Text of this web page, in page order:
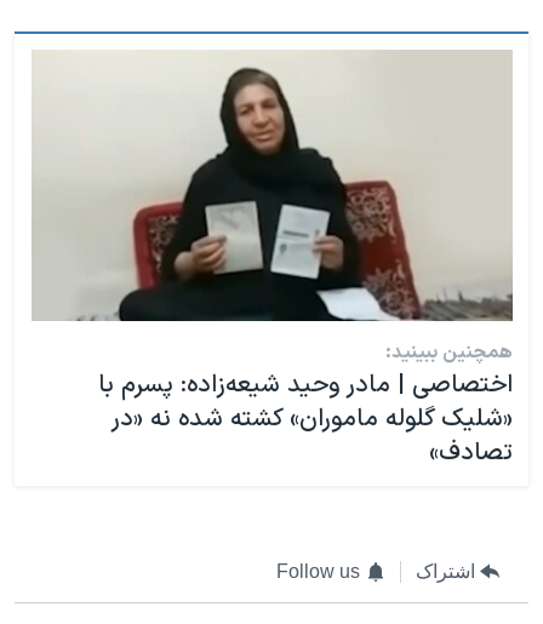
همچنین ببینید:
اختصاصی | مادر وحید شیعه‌زاده: پسرم با
«شلیک گلوله ماموران» کشته شده نه «در
تصادف»
اشتراک Follow us